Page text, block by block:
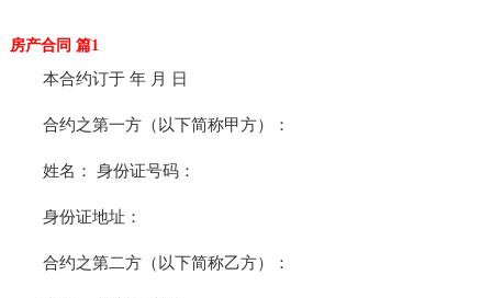
房产合同 篇1
本合约订于 年 月 日
合约之第一方（以下简称甲方）：
姓名： 身份证号码：
身份证地址：
合约之第二方（以下简称乙方）：